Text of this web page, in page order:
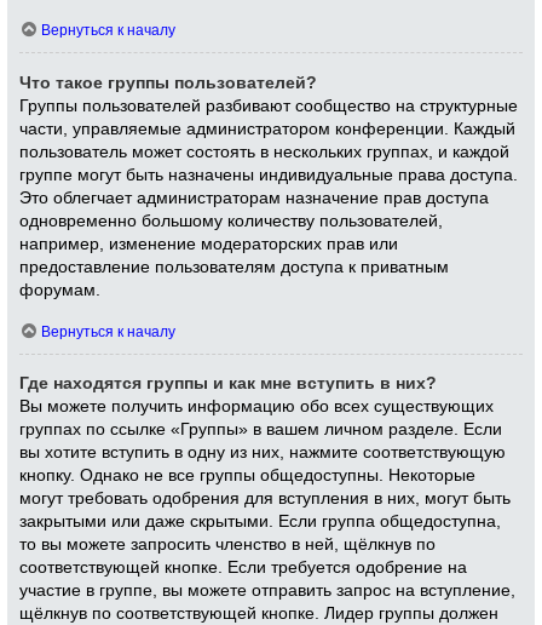
Вернуться к началу
Что такое группы пользователей?
Группы пользователей разбивают сообщество на структурные
части, управляемые администратором конференции. Каждый
пользователь может состоять в нескольких группах, и каждой
группе могут быть назначены индивидуальные права доступа.
Это облегчает администраторам назначение прав доступа
одновременно большому количеству пользователей,
например, изменение модераторских прав или
предоставление пользователям доступа к приватным
форумам.
Вернуться к началу
Где находятся группы и как мне вступить в них?
Вы можете получить информацию обо всех существующих
группах по ссылке «Группы» в вашем личном разделе. Если
вы хотите вступить в одну из них, нажмите соответствующую
кнопку. Однако не все группы общедоступны. Некоторые
могут требовать одобрения для вступления в них, могут быть
закрытыми или даже скрытыми. Если группа общедоступна,
то вы можете запросить членство в ней, щёлкнув по
соответствующей кнопке. Если требуется одобрение на
участие в группе, вы можете отправить запрос на вступление,
щёлкнув по соответствующей кнопке. Лидер группы должен